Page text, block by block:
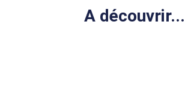
A découvrir...